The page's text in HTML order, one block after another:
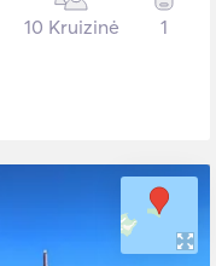
10 Kruizinė 1